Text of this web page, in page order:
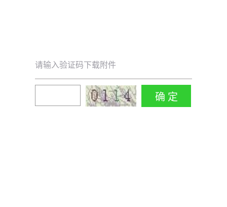
请输入验证码下载附件